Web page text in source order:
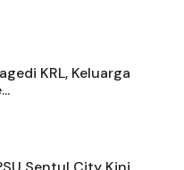
KRL, Keluarga